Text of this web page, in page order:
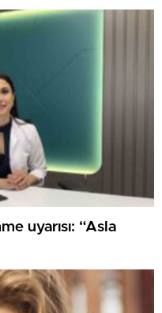
uyarısı: “Asla